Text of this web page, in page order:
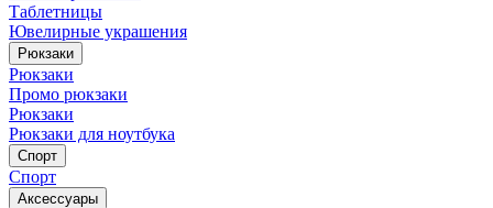
Таблетницы
Ювелирные украшения
Рюкзаки
Рюкзаки
Промо рюкзаки
Рюкзаки
Рюкзаки для ноутбука
Спорт
Спорт
Аксессуары